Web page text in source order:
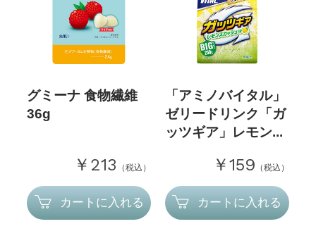
グミーナ 食物繊維
36g
￥213 （税込）
カートに入れる
「アミノバイタル」
ゼリードリンク「ガ
ッツギア」レモン...
￥159 （税込）
カートに入れる